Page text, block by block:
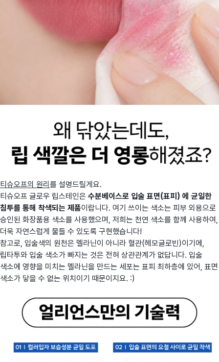
티슈오프의 원리 를 설명드릴게요.
티슈오프 글로우 립스테인은 수분베이스로 입술 표면(표피) 에 균일한
침투를 통해 착색되는 제품이랍니다. 여기 쓰이는 색소는 피부 외용으로
승인된 화장품용 색소를 사용했으며, 저희는 천연 색소를 함께 사용하여,
더욱 자연스럽게 물들 수 있도록 구현했습니다!
참고로, 입술색의 원천은 멜라닌이 아니라 혈관(헤모글로빈)이기에,
립타투와 입술 색소가 빠지는 것은 전혀 상관관계가 없답니다. 입술
색소에 영향을 미치는 멜라닌을 만드는 세포는 표피 최하층에 있어, 표면
색소가 닿을 수 없는 위치이기 때문이지요. :)